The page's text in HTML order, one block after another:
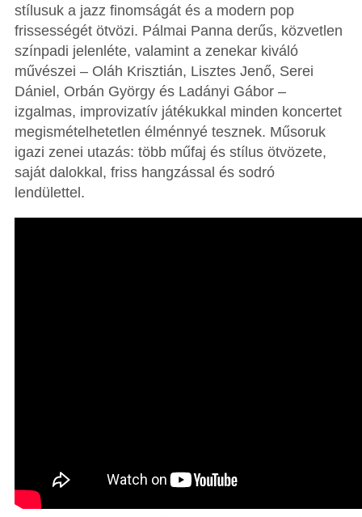
stílusuk a jazz finomságát és a modern pop
frissességét ötvözi. Pálmai Panna derűs, közvetlen
színpadi jelenléte, valamint a zenekar kiváló
művészei – Oláh Krisztián, Lisztes Jenő, Serei
Dániel, Orbán György és Ladányi Gábor –
izgalmas, improvizatív játékukkal minden koncertet
megismételhetetlen élménnyé tesznek. Műsoruk
igazi zenei utazás: több műfaj és stílus ötvözete,
saját dalokkal, friss hangzással és sodró
lendülettel.